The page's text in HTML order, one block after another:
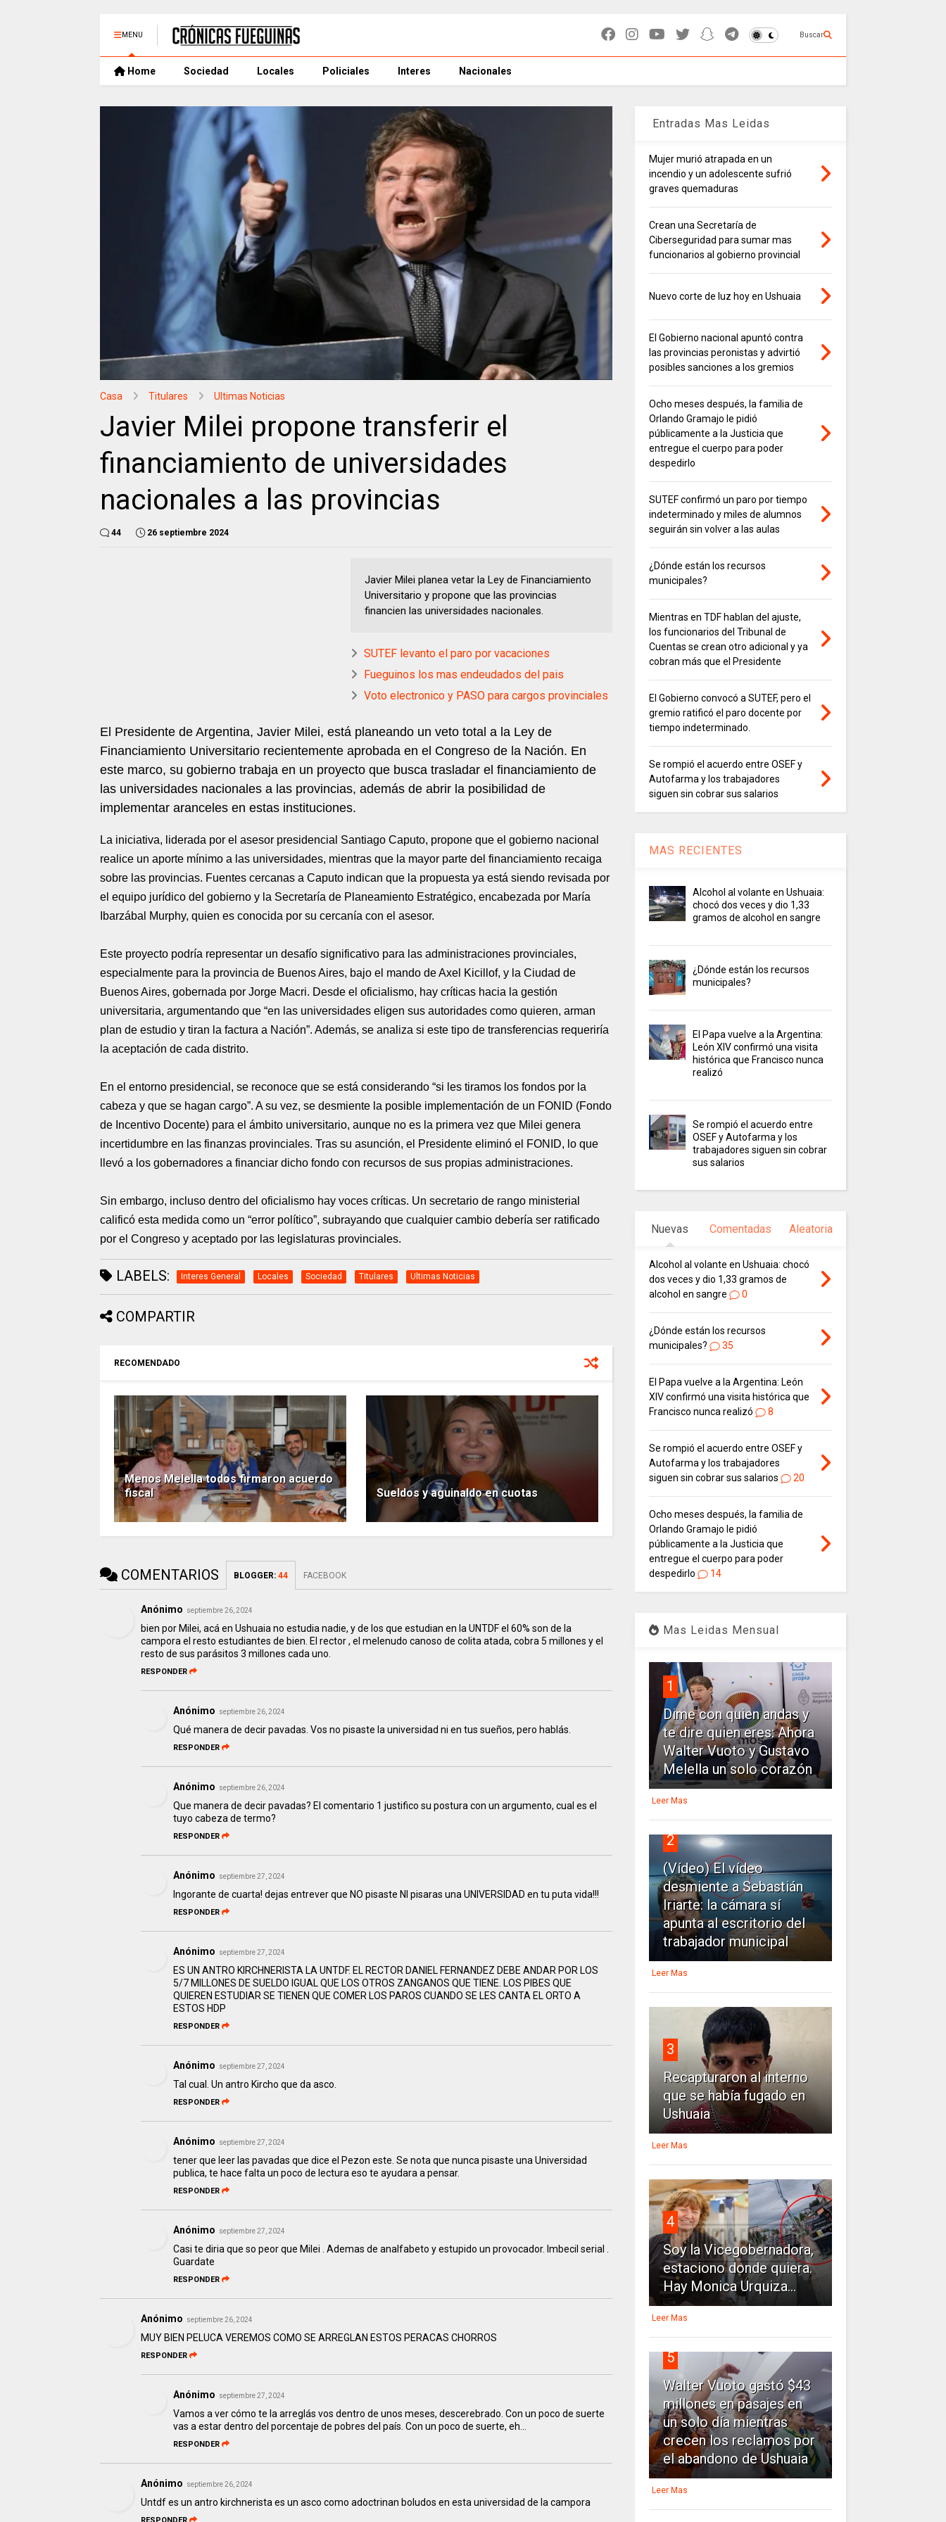
MENU Buscar
Home Sociedad Locales Policiales Interes Nacionales
Casa Titulares Ultimas Noticias
Javier Milei propone transferir el
financiamiento de universidades
nacionales a las provincias
44 26 septiembre 2024
Javier Milei planea vetar la Ley de Financiamiento
Universitario y propone que las provincias
financien las universidades nacionales.
SUTEF levanto el paro por vacaciones
Fueguinos los mas endeudados del pais
Voto electronico y PASO para cargos provinciales
El Presidente de Argentina, Javier Milei, está planeando un veto total a la Ley de
Financiamiento Universitario recientemente aprobada en el Congreso de la Nación. En
este marco, su gobierno trabaja en un proyecto que busca trasladar el financiamiento de
las universidades nacionales a las provincias, además de abrir la posibilidad de
implementar aranceles en estas instituciones.
La iniciativa, liderada por el asesor presidencial Santiago Caputo, propone que el gobierno nacional
realice un aporte mínimo a las universidades, mientras que la mayor parte del financiamiento recaiga
sobre las provincias. Fuentes cercanas a Caputo indican que la propuesta ya está siendo revisada por
el equipo jurídico del gobierno y la Secretaría de Planeamiento Estratégico, encabezada por María
Ibarzábal Murphy, quien es conocida por su cercanía con el asesor.
Este proyecto podría representar un desafío significativo para las administraciones provinciales,
especialmente para la provincia de Buenos Aires, bajo el mando de Axel Kicillof, y la Ciudad de
Buenos Aires, gobernada por Jorge Macri. Desde el oficialismo, hay críticas hacia la gestión
universitaria, argumentando que “en las universidades eligen sus autoridades como quieren, arman
plan de estudio y tiran la factura a Nación”. Además, se analiza si este tipo de transferencias requeriría
la aceptación de cada distrito.
En el entorno presidencial, se reconoce que se está considerando “si les tiramos los fondos por la
cabeza y que se hagan cargo”. A su vez, se desmiente la posible implementación de un FONID (Fondo
de Incentivo Docente) para el ámbito universitario, aunque no es la primera vez que Milei genera
incertidumbre en las finanzas provinciales. Tras su asunción, el Presidente eliminó el FONID, lo que
llevó a los gobernadores a financiar dicho fondo con recursos de sus propias administraciones.
Sin embargo, incluso dentro del oficialismo hay voces críticas. Un secretario de rango ministerial
calificó esta medida como un “error político”, subrayando que cualquier cambio debería ser ratificado
por el Congreso y aceptado por las legislaturas provinciales.
LABELS: Interes General Locales Sociedad Titulares Ultimas Noticias
COMPARTIR
RECOMENDADO
Menos Melella todos firmaron acuerdo
fiscal
Sueldos y aguinaldo en cuotas
COMENTARIOS BLOGGER: 44 FACEBOOK
Anónimo septiembre 26, 2024
bien por Milei, acá en Ushuaia no estudia nadie, y de los que estudian en la UNTDF el 60% son de la
campora el resto estudiantes de bien. El rector , el melenudo canoso de colita atada, cobra 5 millones y el
resto de sus parásitos 3 millones cada uno.
RESPONDER
Anónimo septiembre 26, 2024
Qué manera de decir pavadas. Vos no pisaste la universidad ni en tus sueños, pero hablás.
RESPONDER
Anónimo septiembre 26, 2024
Que manera de decir pavadas? El comentario 1 justifico su postura con un argumento, cual es el
tuyo cabeza de termo?
RESPONDER
Anónimo septiembre 27, 2024
Ingorante de cuarta! dejas entrever que NO pisaste NI pisaras una UNIVERSIDAD en tu puta vida!!!
RESPONDER
Anónimo septiembre 27, 2024
ES UN ANTRO KIRCHNERISTA LA UNTDF. EL RECTOR DANIEL FERNANDEZ DEBE ANDAR POR LOS
5/7 MILLONES DE SUELDO IGUAL QUE LOS OTROS ZANGANOS QUE TIENE. LOS PIBES QUE
QUIEREN ESTUDIAR SE TIENEN QUE COMER LOS PAROS CUANDO SE LES CANTA EL ORTO A
ESTOS HDP
RESPONDER
Anónimo septiembre 27, 2024
Tal cual. Un antro Kircho que da asco.
RESPONDER
Anónimo septiembre 27, 2024
tener que leer las pavadas que dice el Pezon este. Se nota que nunca pisaste una Universidad
publica, te hace falta un poco de lectura eso te ayudara a pensar.
RESPONDER
Anónimo septiembre 27, 2024
Casi te diria que so peor que Milei . Ademas de analfabeto y estupido un provocador. Imbecil serial .
Guardate
RESPONDER
Anónimo septiembre 26, 2024
MUY BIEN PELUCA VEREMOS COMO SE ARREGLAN ESTOS PERACAS CHORROS
RESPONDER
Anónimo septiembre 27, 2024
Vamos a ver cómo te la arreglás vos dentro de unos meses, descerebrado. Con un poco de suerte
vas a estar dentro del porcentaje de pobres del país. Con un poco de suerte, eh...
RESPONDER
Anónimo septiembre 26, 2024
Untdf es un antro kirchnerista es un asco como adoctrinan boludos en esta universidad de la campora
Entradas Mas Leidas
Mujer murió atrapada en un
incendio y un adolescente sufrió
graves quemaduras
Crean una Secretaría de
Ciberseguridad para sumar mas
funcionarios al gobierno provincial
Nuevo corte de luz hoy en Ushuaia
El Gobierno nacional apuntó contra
las provincias peronistas y advirtió
posibles sanciones a los gremios
Ocho meses después, la familia de
Orlando Gramajo le pidió
públicamente a la Justicia que
entregue el cuerpo para poder
despedirlo
SUTEF confirmó un paro por tiempo
indeterminado y miles de alumnos
seguirán sin volver a las aulas
¿Dónde están los recursos
municipales?
Mientras en TDF hablan del ajuste,
los funcionarios del Tribunal de
Cuentas se crean otro adicional y ya
cobran más que el Presidente
El Gobierno convocó a SUTEF, pero el
gremio ratificó el paro docente por
tiempo indeterminado.
Se rompió el acuerdo entre OSEF y
Autofarma y los trabajadores
siguen sin cobrar sus salarios
MAS RECIENTES
Alcohol al volante en Ushuaia:
chocó dos veces y dio 1,33
gramos de alcohol en sangre
¿Dónde están los recursos
municipales?
El Papa vuelve a la Argentina:
León XIV confirmó una visita
histórica que Francisco nunca
realizó
Se rompió el acuerdo entre
OSEF y Autofarma y los
trabajadores siguen sin cobrar
sus salarios
Nuevas Comentadas Aleatoria
Alcohol al volante en Ushuaia: chocó
dos veces y dio 1,33 gramos de
alcohol en sangre
0
¿Dónde están los recursos
municipales?
35
El Papa vuelve a la Argentina: León
XIV confirmó una visita histórica que
Francisco nunca realizó
8
Se rompió el acuerdo entre OSEF y
Autofarma y los trabajadores
siguen sin cobrar sus salarios
20
Ocho meses después, la familia de
Orlando Gramajo le pidió
públicamente a la Justicia que
entregue el cuerpo para poder
despedirlo
14
Mas Leidas Mensual
1
Dime con quien andas y
te dire quien eres: Ahora
Walter Vuoto y Gustavo
Melella un solo corazón
Leer Mas
2
(Vídeo) El vídeo
desmiente a Sebastián
Iriarte: la cámara sí
apunta al escritorio del
trabajador municipal
Leer Mas
3
Recapturaron al interno
que se había fugado en
Ushuaia
Leer Mas
4
Soy la Vicegobernadora,
estaciono donde quiera.
Hay Monica Urquiza...
Leer Mas
5
Walter Vuoto gastó $43
millones en pasajes en
un solo día mientras
crecen los reclamos por
el abandono de Ushuaia
Leer Mas